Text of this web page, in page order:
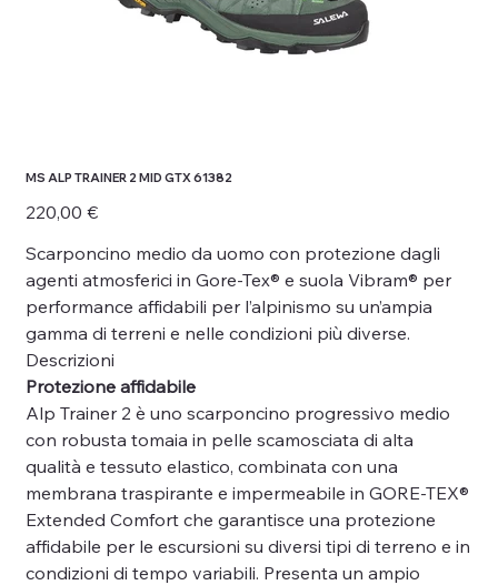
MS ALP TRAINER 2 MID GTX 61382
Prezzo
220,00 €
Scarponcino medio da uomo con protezione dagli
agenti atmosferici in Gore-Tex® e suola Vibram® per
performance affidabili per l’alpinismo su un’ampia
gamma di terreni e nelle condizioni più diverse.
Descrizioni
Protezione affidabile
Alp Trainer 2 è uno scarponcino progressivo medio
con robusta tomaia in pelle scamosciata di alta
qualità e tessuto elastico, combinata con una
membrana traspirante e impermeabile in GORE-TEX®
Extended Comfort che garantisce una protezione
affidabile per le escursioni su diversi tipi di terreno e in
condizioni di tempo variabili. Presenta un ampio